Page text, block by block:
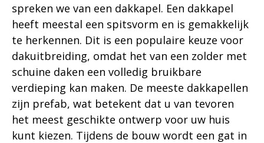
spreken we van een dakkapel. Een dakkapel
heeft meestal een spitsvorm en is gemakkelijk
te herkennen. Dit is een populaire keuze voor
dakuitbreiding, omdat het van een zolder met
schuine daken een volledig bruikbare
verdieping kan maken. De meeste dakkapellen
zijn prefab, wat betekent dat u van tevoren
het meest geschikte ontwerp voor uw huis
kunt kiezen. Tijdens de bouw wordt een gat in